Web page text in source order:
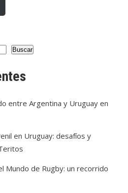
Buscar
entre Argentina y Uruguay en
en Uruguay: desafíos y
Mundo de Rugby: un recorrido